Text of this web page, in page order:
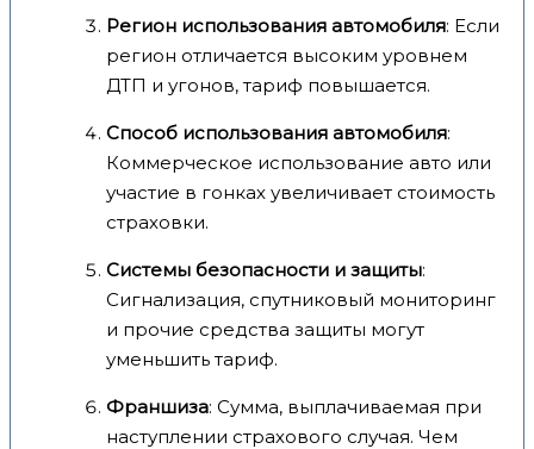
Регион использования автомобиля: Если
регион отличается высоким уровнем
ДТП и угонов, тариф повышается.
Способ использования автомобиля:
Коммерческое использование авто или
участие в гонках увеличивает стоимость
страховки.
Системы безопасности и защиты:
Сигнализация, спутниковый мониторинг
и прочие средства защиты могут
уменьшить тариф.
Франшиза: Сумма, выплачиваемая при
наступлении страхового случая. Чем